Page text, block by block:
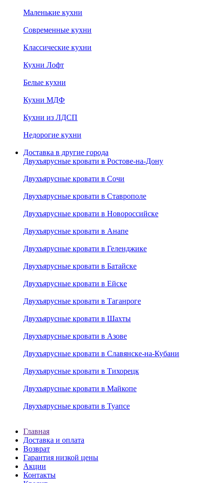
Маленькие кухни
Современные кухни
Классические кухни
Кухни Лофт
Белые кухни
Кухни МДФ
Кухни из ЛДСП
Недорогие кухни
Доставка в другие города
Двухъярусные кровати в Ростове-на-Дону
Двухъярусные кровати в Сочи
Двухъярусные кровати в Ставрополе
Двухъярусные кровати в Новороссийске
Двухъярусные кровати в Анапе
Двухъярусные кровати в Геленджике
Двухъярусные кровати в Батайске
Двухъярусные кровати в Ейске
Двухъярусные кровати в Таганроге
Двухъярусные кровати в Шахты
Двухъярусные кровати в Азове
Двухъярусные кровати в Славянске-на-Кубани
Двухъярусные кровати в Тихорецк
Двухъярусные кровати в Майкопе
Двухъярусные кровати в Туапсе
Главная
Доставка и оплата
Возврат
Гарантия низкой цены
Акции
Контакты